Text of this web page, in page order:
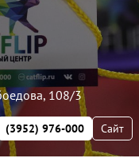
108/3
(3952) 976-000 Сайт